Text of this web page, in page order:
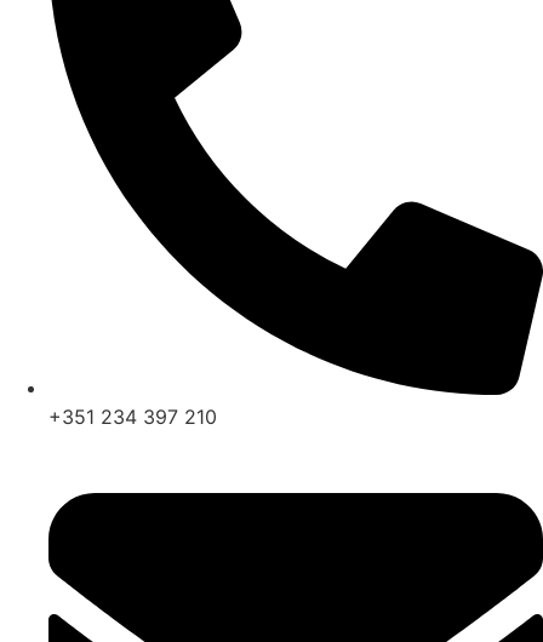
+351 234 397 210